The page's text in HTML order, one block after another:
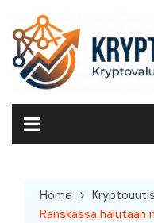
content
Home
Ranskassa halutaan